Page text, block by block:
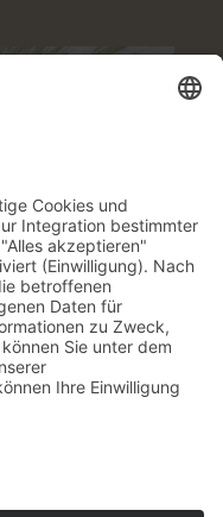
2026
im Überblick